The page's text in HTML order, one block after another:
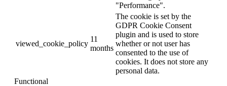
"Performance".
viewed_cookie_policy
11
months
The cookie is set by the
GDPR Cookie Consent
plugin and is used to store
whether or not user has
consented to the use of
cookies. It does not store any
personal data.
Functional